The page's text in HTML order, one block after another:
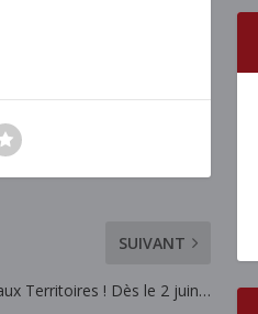
SUIVANT
Territoires ! Dès le 2 juin…